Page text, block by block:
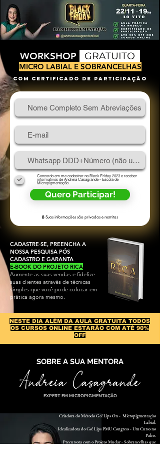
WORKSHOP GRATUITO
MICRO LABIAL E SOBRANCELHAS
COM CERTIFICADO DE PARTICIPAÇÃO
Concordo em me cadastrar na Black Friday 2023 e receber
informativos de Andreia Casagrande - Escola de
Micropigmentação.
Quero Participar!
🔒 Suas informações são privadas e restritas
CADASTRE-SE, PREENCHA A
NOSSA PESQUISA PÓS
CADASTRO E GARANTA
E-BOOK DO PROJETO RICA
Aumente as suas vendas e fidelize
suas clientes através de técnicas
simples que você pode colocar em
prática agora mesmo.
NESTE DIA ALÉM DA AULA GRATUITA TODOS
OS CURSOS ONLINE ESTARÃO COM ATÉ 90%
OFF
SOBRE A SUA MENTORA
EXPERT EM MICROPIGMENTAÇÃO
Criadora do Método Go! Lips On - Micropigmentação
Labial.
Idealizadora do Go! Lips PMU Congress - Um Curso no
Palco.
Precursora com o Projeto Mudar - Sobrancelhas que